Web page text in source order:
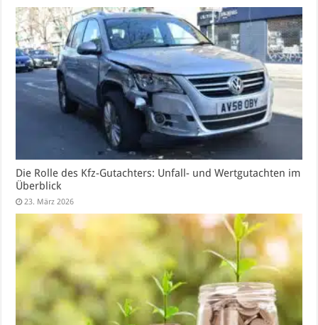
Die Rolle des Kfz-Gutachters: Unfall- und Wertgutachten im
Überblick
23. März 2026